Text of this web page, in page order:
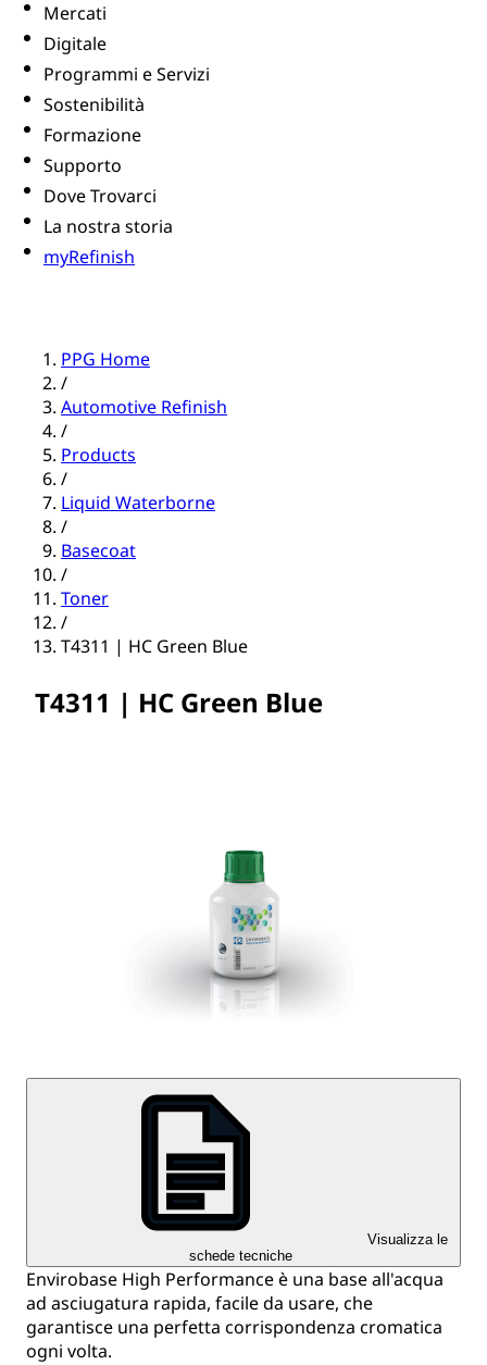
Mercati
Digitale
Programmi e Servizi
Sostenibilità
Formazione
Supporto
Dove Trovarci
La nostra storia
myRefinish
PPG Home
/
Automotive Refinish
/
Products
/
Liquid Waterborne
/
Basecoat
/
Toner
/
T4311 | HC Green Blue
T4311 | HC Green Blue
Visualizza le
schede tecniche
Envirobase High Performance è una base all'acqua
ad asciugatura rapida, facile da usare, che
garantisce una perfetta corrispondenza cromatica
ogni volta.